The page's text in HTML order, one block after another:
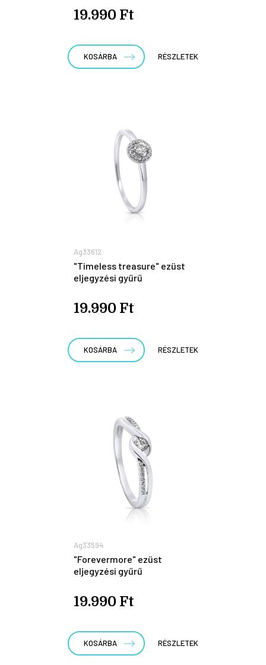
19.990 Ft
KOSÁRBA RÉSZLETEK
Ag33612
"Timeless treasure" ezüst
eljegyzési gyűrű
19.990 Ft
KOSÁRBA RÉSZLETEK
Ag33594
"Forevermore" ezüst
eljegyzési gyűrű
19.990 Ft
KOSÁRBA RÉSZLETEK